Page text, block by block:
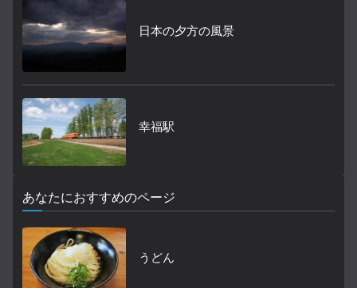
日本の夕方の風景
幸福駅
あなたにおすすめのページ
うどん